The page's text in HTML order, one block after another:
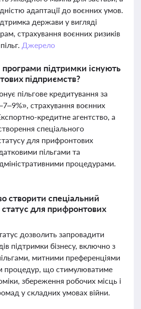
адаптації до воєнних умов.
держави у вигляді
страхування воєнних ризиків
Джерело
програми підтримки існують
підприємств?
пільгове кредитування за
страхування воєнних
кредитне агентство, а
спеціального
для прифронтових
пільгами та
процедурами.
створити спеціальний
для прифронтових
дозволить запровадити
підтримки бізнесу, включно з
митними преференціями
процедур, що стимулюватиме
збереження робочих місць і
у складних умовах війни.